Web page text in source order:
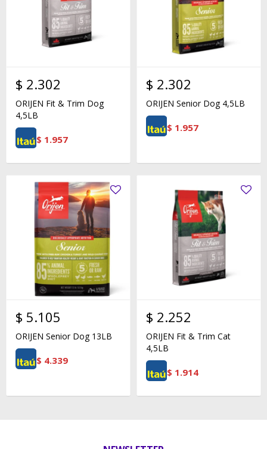
$ 2.302
ORIJEN Fit & Trim Dog
4,5LB
$ 1.957
$ 2.302
ORIJEN Senior Dog 4,5LB
$ 1.957
$ 5.105
ORIJEN Senior Dog 13LB
$ 4.339
$ 2.252
ORIJEN Fit & Trim Cat
4,5LB
$ 1.914